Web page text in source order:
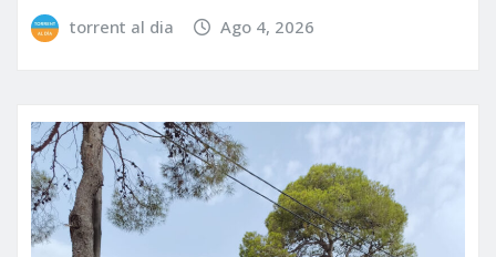
torrent al dia Ago 4, 2026